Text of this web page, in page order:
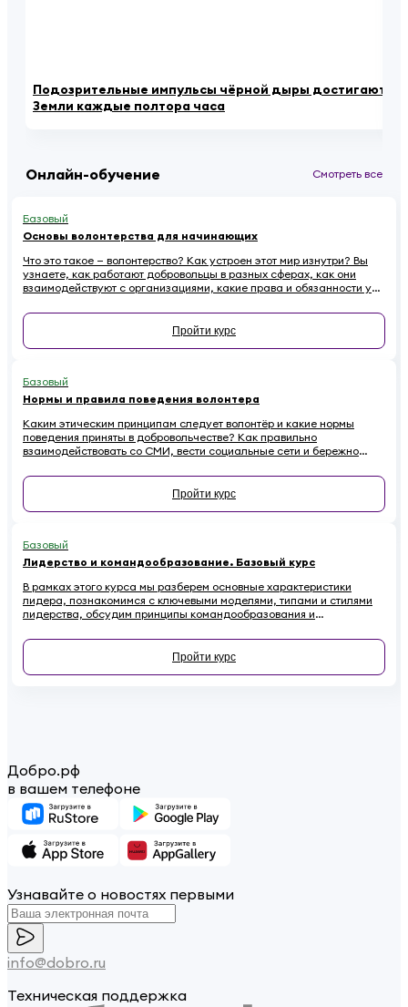
Подозрительные импульсы чёрной дыры достигают
Земли каждые полтора часа
Онлайн-обучение Смотреть все
Базовый
Основы волонтерства для начинающих
Что это такое — волонтерство? Как устроен этот мир изнутри? Вы
узнаете, как работают добровольцы в разных сферах, как они
взаимодействуют с организациями, какие права и обязанности у
распространенных ошибок.
Пройти курс
Базовый
Нормы и правила поведения волонтера
Каким этическим принципам следует волонтёр и какие нормы
поведения приняты в добровольчестве? Как правильно
взаимодействовать со СМИ, вести социальные сети и бережно
репутации? Если вы хотите стать осознанным и ответственным
волонтёром, этот онлайн-курс для вас.
Пройти курс
Базовый
Лидерство и командообразование. Базовый курс
В рамках этого курса мы разберем основные характеристики
лидера, познакомимся с ключевыми моделями, типами и стилями
лидерства, обсудим принципы командообразования и
лидерских качеств.
Пройти курс
Добро.рф
в вашем телефоне
Узнавайте о новостях первыми
info@dobro.ru
Техническая поддержка